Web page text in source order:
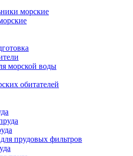
морские
морской воды
обитателей
прудовых фильтров